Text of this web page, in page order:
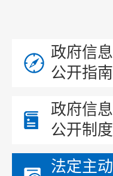
政府信息
公开指南
政府信息
公开制度
法定主动